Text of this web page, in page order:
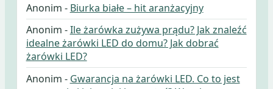
Anonim - Biurka białe – hit aranżacyjny
Anonim -Ile żarówka zużywa prądu? Jak znaleźć
idealne żarówki LED do domu? Jak dobrać
żarówki LED?
Anonim - Gwarancja na żarówki LED. Co to jest